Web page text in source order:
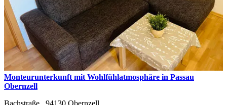
Monteurunterkunft mit Wohlfühlatmosphäre in Passau
Obernzell